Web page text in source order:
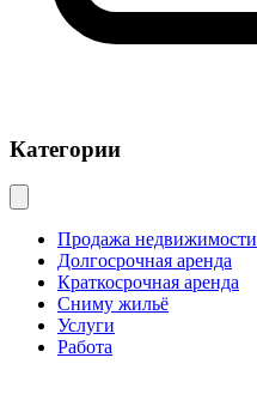
Категории
Продажа недвижимости
Долгосрочная аренда
Краткосрочная аренда
Сниму жильё
Услуги
Работа